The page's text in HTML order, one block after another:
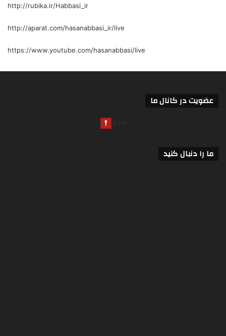
http://rubika.ir/Habbasi_ir
http://aparat.com/hasanabbasi_ir/live
https://www.youtube.com/hasanabbasi/live
عضویت در کانال ما
ما را دنبال کنید